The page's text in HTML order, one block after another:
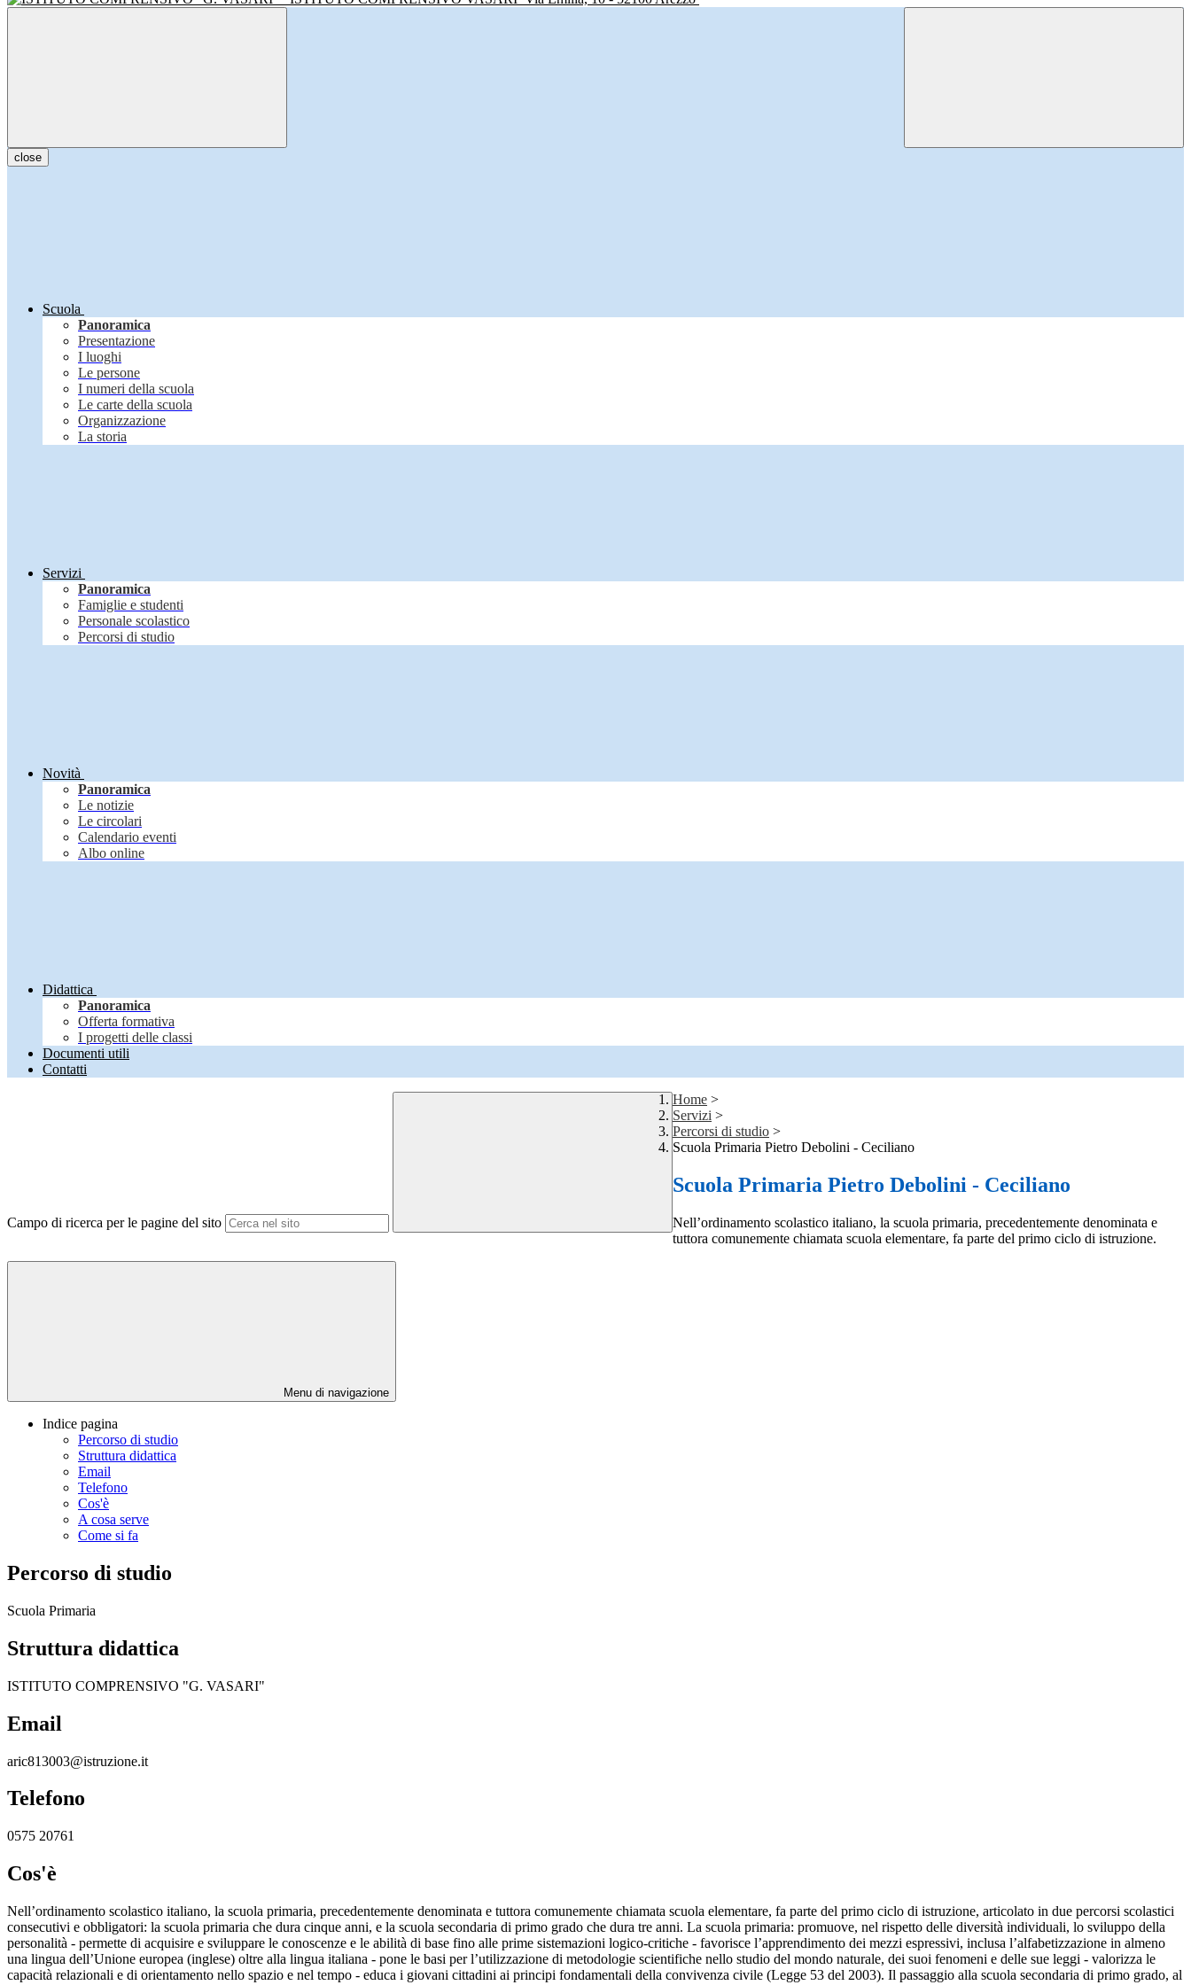
close
Scuola
Panoramica
Presentazione
I luoghi
Le persone
I numeri della scuola
Le carte della scuola
Organizzazione
La storia
Servizi
Panoramica
Famiglie e studenti
Personale scolastico
Percorsi di studio
Novità
Panoramica
Le notizie
Le circolari
Calendario eventi
Albo online
Didattica
Panoramica
Offerta formativa
I progetti delle classi
Documenti utili
Contatti
Campo di ricerca per le pagine del sito
Home >
Servizi >
Percorsi di studio >
Scuola Primaria Pietro Debolini - Ceciliano
Scuola Primaria Pietro Debolini - Ceciliano
Nell’ordinamento scolastico italiano, la scuola primaria, precedentemente denominata e
tuttora comunemente chiamata scuola elementare, fa parte del primo ciclo di istruzione.
Menu di navigazione
Indice pagina
Percorso di studio
Struttura didattica
Email
Telefono
Cos'è
A cosa serve
Come si fa
Percorso di studio
Scuola Primaria
Struttura didattica
ISTITUTO COMPRENSIVO "G. VASARI"
Email
aric813003@istruzione.it
Telefono
0575 20761
Cos'è
Nell’ordinamento scolastico italiano, la scuola primaria, precedentemente denominata e tuttora comunemente chiamata scuola elementare, fa parte del primo ciclo di istruzione, articolato in due percorsi scolastici
consecutivi e obbligatori: la scuola primaria che dura cinque anni, e la scuola secondaria di primo grado che dura tre anni. La scuola primaria: promuove, nel rispetto delle diversità individuali, lo sviluppo della
personalità - permette di acquisire e sviluppare le conoscenze e le abilità di base fino alle prime sistemazioni logico-critiche - favorisce l’apprendimento dei mezzi espressivi, inclusa l’alfabetizzazione in almeno
una lingua dell’Unione europea (inglese) oltre alla lingua italiana - pone le basi per l’utilizzazione di metodologie scientifiche nello studio del mondo naturale, dei suoi fenomeni e delle sue leggi - valorizza le
capacità relazionali e di orientamento nello spazio e nel tempo - educa i giovani cittadini ai principi fondamentali della convivenza civile (Legge 53 del 2003). Il passaggio alla scuola secondaria di primo grado, al